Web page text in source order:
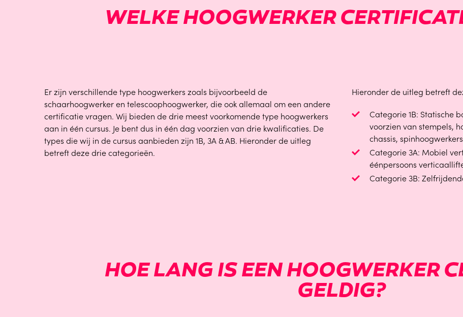
WELKE HOOGWERKER
Er zijn verschillende type hoogwerkers zoals bijvoorbeeld de
schaarhoogwerker en telescoophoogwerker, die ook allemaal om een andere
certificatie vragen. Wij bieden de drie meest voorkomende type hoogwerkers
aan in één cursus. Je bent dus in één dag voorzien van drie kwalificaties. De
types die wij in de cursus aanbieden zijn 1B, 3A & AB. Hieronder de uitleg
betreft deze drie categorieën.
Hieronder de uitleg betreft
Categorie 1B: Statische
voorzien van stempels,
chassis,
Categorie 3A: Mobiel
éénpersoons
Categorie 3B:
HOE LANG IS EEN HOOGWERKER
GELDIG?